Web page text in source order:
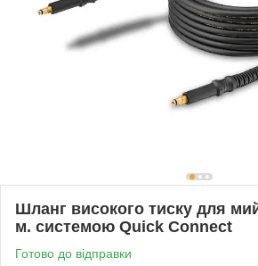
Шланг високого тиску для
м. системою Quick Connect
Готово до відправки